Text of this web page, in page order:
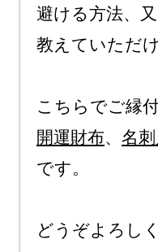
避ける方法、
教えていただ
開運財布、 名
です。
どうぞよろし